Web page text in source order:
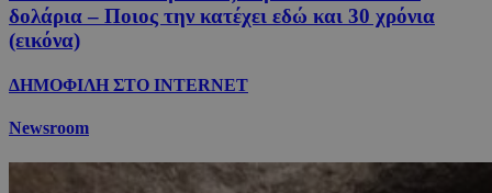
δολάρια – Ποιος την κατέχει εδώ και 30 χρόνια
(εικόνα)
ΔΗΜΟΦΙΛΗ ΣΤΟ INTERNET
Newsroom